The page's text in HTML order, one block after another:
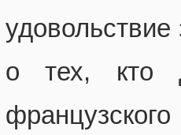
о тех, кто